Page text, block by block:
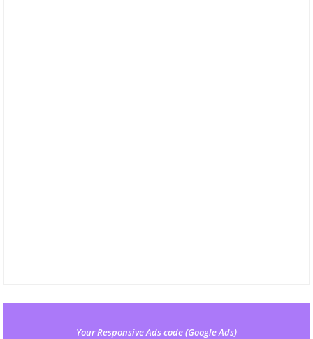
Your Responsive Ads code (Google Ads)